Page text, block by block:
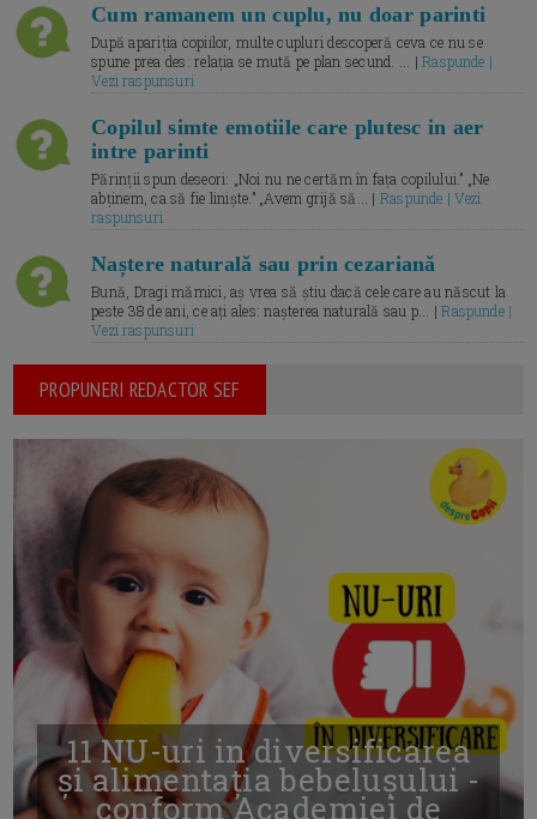
Cum ramanem un cuplu, nu doar parinti
După apariția copiilor, multe cupluri descoperă ceva ce nu se
spune prea des: relația se mută pe plan secund. ... |Raspunde |
Vezi raspunsuri
Copilul simte emotiile care plutesc in aer
intre parinti
Părinții spun deseori: „Noi nu ne certăm în fața copilului.” „Ne
abținem, ca să fie liniște.” „Avem grijă să... | Raspunde | Vezi
raspunsuri
Naștere naturală sau prin cezariană
Bună, Dragi mămici, aș vrea să știu dacă cele care au născut la
peste 38 de ani, ce ați ales: nașterea naturală sau p... |Raspunde |
Vezi raspunsuri
PROPUNERI REDACTOR SEF
11 NU-uri in diversificarea
și alimentația bebelușului -
conform Academiei de